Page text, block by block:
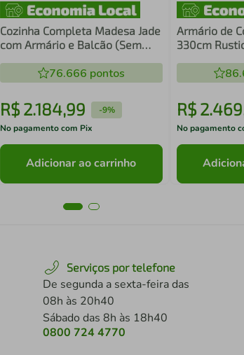
Cozinha Completa Madesa Jade
com Armário e Balcão (Sem
76.666 pontos
R$2.184,99 -9%
No pagamento com Pix
Adicionar ao carrinho
Armário de
330cm
R$ 2.469
No pagamento
Serviços por telefone
De segunda a sexta-feira das
08h às 20h40
Sábado das 8h às 18h40
0800 724 4770